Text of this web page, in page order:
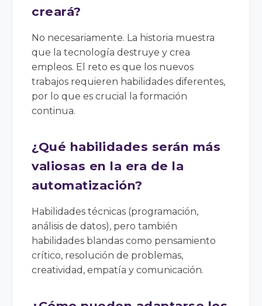
creará?
No necesariamente. La historia muestra
que la tecnología destruye y crea
empleos. El reto es que los nuevos
trabajos requieren habilidades diferentes,
por lo que es crucial la formación
continua.
¿Qué habilidades serán más
valiosas en la era de la
automatización?
Habilidades técnicas (programación,
análisis de datos), pero también
habilidades blandas como pensamiento
crítico, resolución de problemas,
creatividad, empatía y comunicación.